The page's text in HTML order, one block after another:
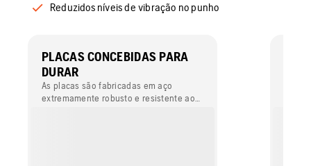
Reduzidos níveis de vibração no punho
PLACAS CONCEBIDAS PARA
DURAR
As placas são fabricadas em aço
extremamente robusto e resistente ao